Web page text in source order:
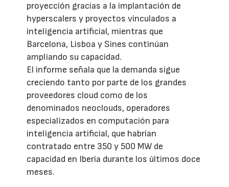
proyección gracias a la implantación de
hyperscalers y proyectos vinculados a
inteligencia artificial, mientras que
Barcelona, Lisboa y Sines continúan
ampliando su capacidad.
El informe señala que la demanda sigue
creciendo tanto por parte de los grandes
proveedores cloud como de los
denominados neoclouds, operadores
especializados en computación para
inteligencia artificial, que habrían
contratado entre 350 y 500 MW de
capacidad en Iberia durante los últimos doce
meses.